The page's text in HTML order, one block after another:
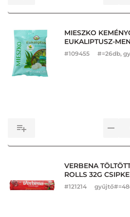
MIESZKO
EUKALIPTUSZ-
#109455 #=26db,
VERBENA
ROLLS 32G
#121214